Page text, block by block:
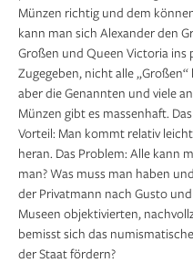
Münzen richtig und dem
kann man sich Alexander den
Großen und Queen Victoria ins
Zugegeben, nicht alle
aber die Genannten und viele
Münzen gibt es massenhaft.
Vorteil: Man kommt relativ
heran. Das Problem: Alle kann
man? Was muss man haben
der Pri­vatmann nach Gusto
Museen objektivierten,
bemisst sich das
der Staat fördern?